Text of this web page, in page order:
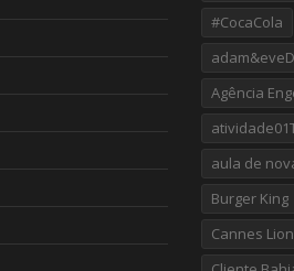
#CocaCola
Agência
aula de
Burger King
Cannes